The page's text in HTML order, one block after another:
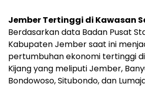
Jember Tertinggi di Kawasan
Berdasarkan data Badan Pusat
Kabupaten Jember saat ini
pertumbuhan ekonomi tertinggi
Kijang yang meliputi Jember,
Bondowoso, Situbondo, dan